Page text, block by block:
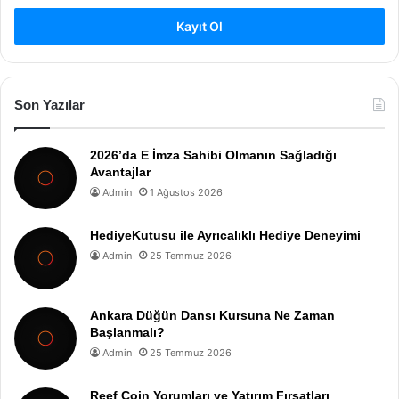
Kayıt Ol
Son Yazılar
2026’da E İmza Sahibi Olmanın Sağladığı
Avantajlar
Admin 1 Ağustos 2026
HediyeKutusu ile Ayrıcalıklı Hediye Deneyimi
Admin 25 Temmuz 2026
Ankara Düğün Dansı Kursuna Ne Zaman
Başlanmalı?
Admin 25 Temmuz 2026
Reef Coin Yorumları ve Yatırım Fırsatları